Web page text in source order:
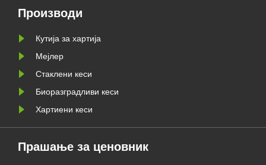
новите барања за одржливо
Производи
Кутија за хартија
Мејлер
Стаклени кеси
Биоразградливи кеси
Хартиени кеси
Прашање за ценовник